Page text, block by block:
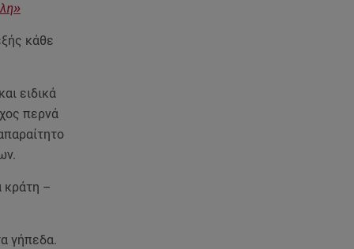
κάθε
και ειδικά
περνά
κράτη –
γήπεδα.